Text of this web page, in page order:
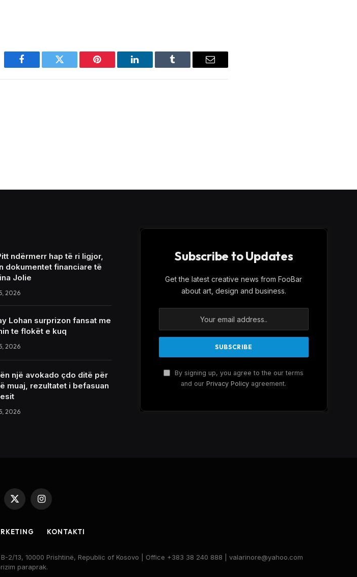
Facebook Twitter Pinterest LinkedIn Tumblr Email
ndërmerr hap të ri ligjor,
dokumentet financiare të
Jolie
2026
Lohan surprizon fansat me
te flokët e kuq
2026
një avokado çdo ditë për
muaj, rezultatet i befasuan
2026
Subscribe to Updates
Get the latest creative news from FooBar
about art, design and business.
By signing up, you agree to the our terms
and ourPrivacy Policy agreement.
X
(Twitter)
Instagram
KONTAKTI
2/13, 10000 Prishtinë, Republic of Kosovo | Office +383 38 240 888 | valarinore@yahoo.com
paraprak.